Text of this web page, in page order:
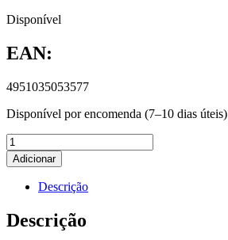
Disponível
EAN:
4951035053577
Disponível por encomenda (7–10 dias úteis)
Adicionar
Descrição
Descrição